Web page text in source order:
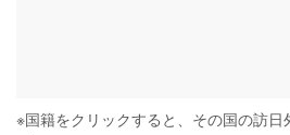
※国籍をクリックすると、その国の訪日